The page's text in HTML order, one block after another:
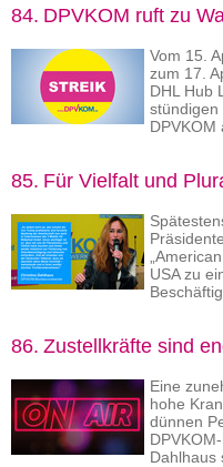
84. DPVKOM ruft zu
Vom 15.
zum 17.
DHL Hub
stündigen
DPVKOM
85. Für Vielfalt und
USA zu
86. Zustellkräfte sind
Eine
hohe
dünnen
Dahlhaus